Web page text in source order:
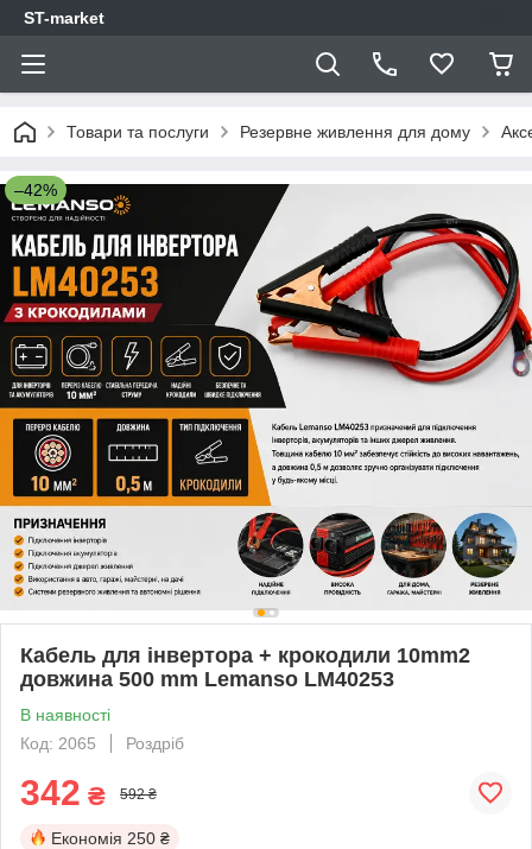
ST-market
Товари та послуги Резервне живлення для дому
–42%
Кабель для інвертора + крокодили 10mm2
довжина 500 mm Lemanso LM40253
В наявності
Код: 2065
Роздріб
342 ₴ 592 ₴
Економія 250 ₴